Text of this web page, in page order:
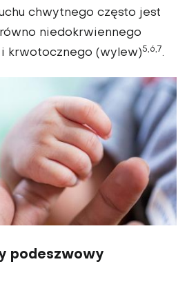
chwytnego często jest
niedokrwiennego
i krwotocznego (wylew)5,6,7.
podeszwowy